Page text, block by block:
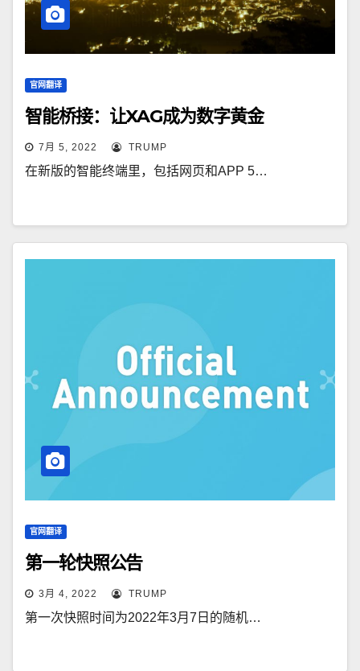
官网翻译
智能桥接：让XAG成为数字黄金
7月 5, 2022 TRUMP
在新版的智能终端里，包括网页和APP 5…
官网翻译
第一轮快照公告
3月 4, 2022 TRUMP
第一次快照时间为2022年3月7日的随机…